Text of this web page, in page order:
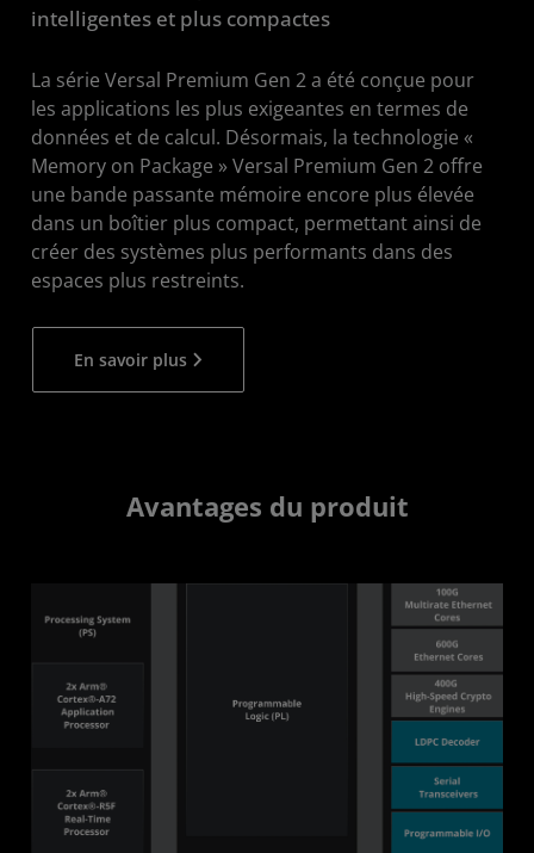
intelligentes et plus compactes
La série Versal Premium Gen 2 a été conçue pour
les applications les plus exigeantes en termes de
données et de calcul. Désormais, la technologie «
Memory on Package » Versal Premium Gen 2 offre
une bande passante mémoire encore plus élevée
dans un boîtier plus compact, permettant ainsi de
créer des systèmes plus performants dans des
espaces plus restreints.
En savoir plus
Avantages du produit